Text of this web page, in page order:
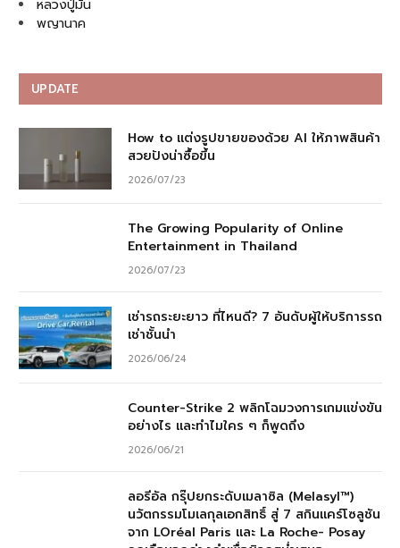
หลวงปู่มั่น
พญานาค
UPDATE
How to แต่งรูปขายของด้วย AI ให้ภาพสินค้า
สวยปังน่าซื้อขึ้น
2026/07/23
The Growing Popularity of Online
Entertainment in Thailand
2026/07/23
เช่ารถระยะยาว ที่ไหนดี? 7 อันดับผู้ให้บริการรถ
เช่าชั้นนำ
2026/06/24
Counter-Strike 2 พลิกโฉมวงการเกมแข่งขัน
อย่างไร และทำไมใคร ๆ ก็พูดถึง
2026/06/21
ลอรีอัล กรุ๊ปยกระดับเมลาซิล (Melasyl™)
นวัตกรรมโมเลกุลเอกสิทธิ์ สู่ 7 สกินแคร์โซลูชัน
จาก LOréal Paris และ La Roche- Posay